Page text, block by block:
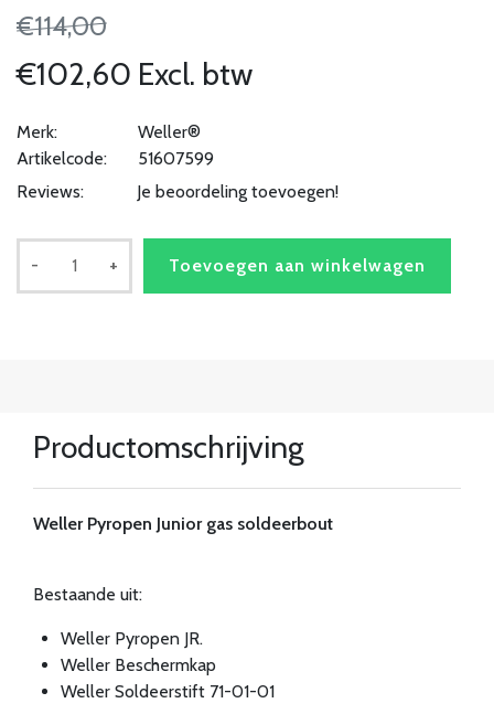
€114,00
€102,60 Excl. btw
Merk:
Weller®
Artikelcode:
51607599
Reviews:
Je beoordeling toevoegen!
- + Toevoegen aan winkelwagen
Productomschrijving
Weller Pyropen Junior gas soldeerbout
Bestaande uit:
Weller Pyropen JR.
Weller Beschermkap
Weller Soldeerstift 71-01-01